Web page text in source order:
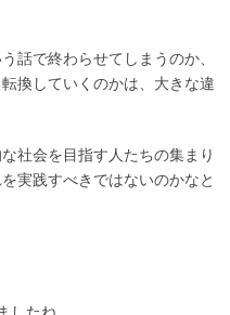
話で終わらせてしまうのか、
換していくのかは、大きな違
社会を目指す人たちの集まり
実践すべきではないのかなと